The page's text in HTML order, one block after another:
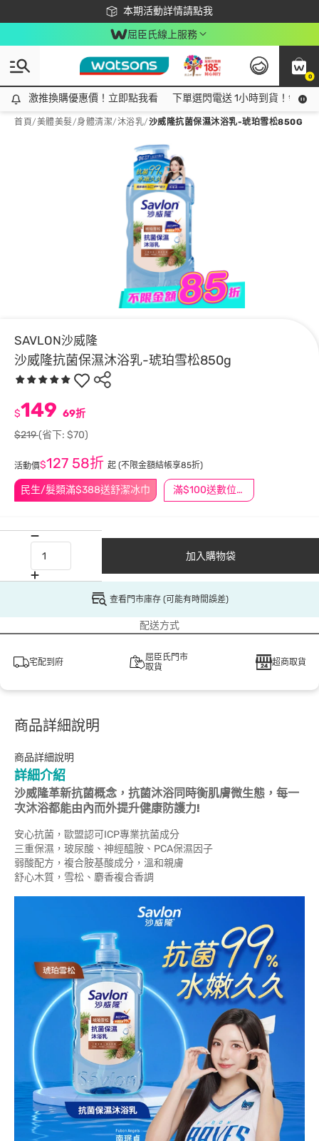
本期活動詳情請點我
下載app最高回饋$350
屈臣氏線上服務
0
激推換購優惠價！立即點我看
激推換購優惠價！立即點我看 下單選閃電送 1小時到貨！領神
首頁/美體美髮/身體清潔/沐浴乳/沙威隆抗菌保濕沐浴乳-琥珀雪松850G
SAVLON沙威隆
沙威隆抗菌保濕沐浴乳-琥珀雪松850g
民生/髮類滿$388送舒潔冰巾 滿$100送數位印花
$149 69折
$219(省下: $70)
活動價$127 58折 起 (不限金額結帳享85折)
加入購物袋
查看門市庫存 (可能有時間誤差)
配送方式
宅配到府
屈臣氏門市
取貨
超商取貨
商品詳細說明
商品詳細說明
詳細介紹
沙威隆革新抗菌概念，抗菌沐浴同時衡肌膚微生態，每一
次沐浴都能由內而外提升健康防護力!
安心抗菌，歐盟認可ICP專業抗菌成分
三重保濕，玻尿酸、神經醯胺、PCA保濕因子
弱酸配方，複合胺基酸成分，溫和親膚
舒心木質，雪松、麝香複合香調